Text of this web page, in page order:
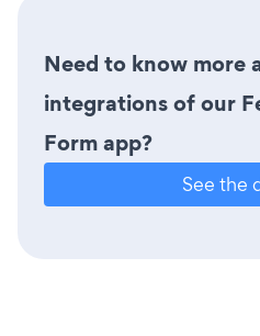
Need to know more
integrations of our
Form app?
See the